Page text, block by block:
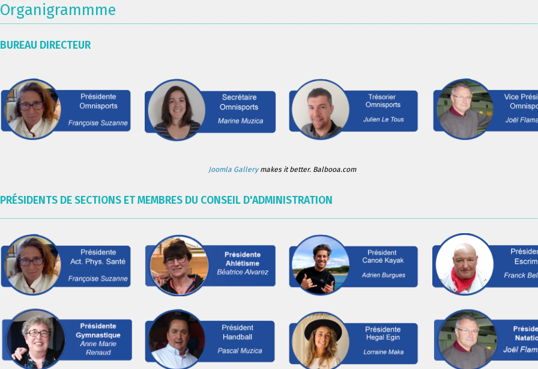
Organigrammme
BUREAU DIRECTEUR
Joomla Gallerymakes it better. Balbooa.com
PRÉSIDENTS DE SECTIONS ET MEMBRES DU CONSEIL D'ADMINISTRATION